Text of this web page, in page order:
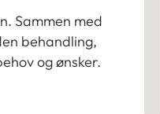
Sammen med
behandling,
og ønsker.